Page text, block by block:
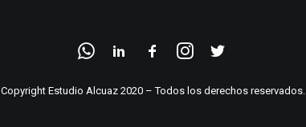
Copyright Estudio Alcuaz 2020 – Todos los derechos reservados.